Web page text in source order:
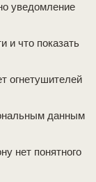
уведомление
и что показать
огнетушителей
данным
нет понятного